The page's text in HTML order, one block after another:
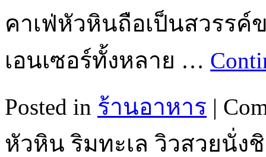
คาเฟ่หัวหินถือเป็นสวรร
เอนเซอร์ทั้งหลาย …
Posted in ร้านอาหาร |
หัวหิน ริมทะเล วิวสวยนั่ง